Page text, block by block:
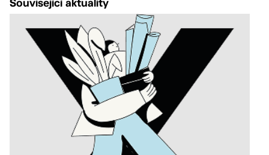
Související aktuality